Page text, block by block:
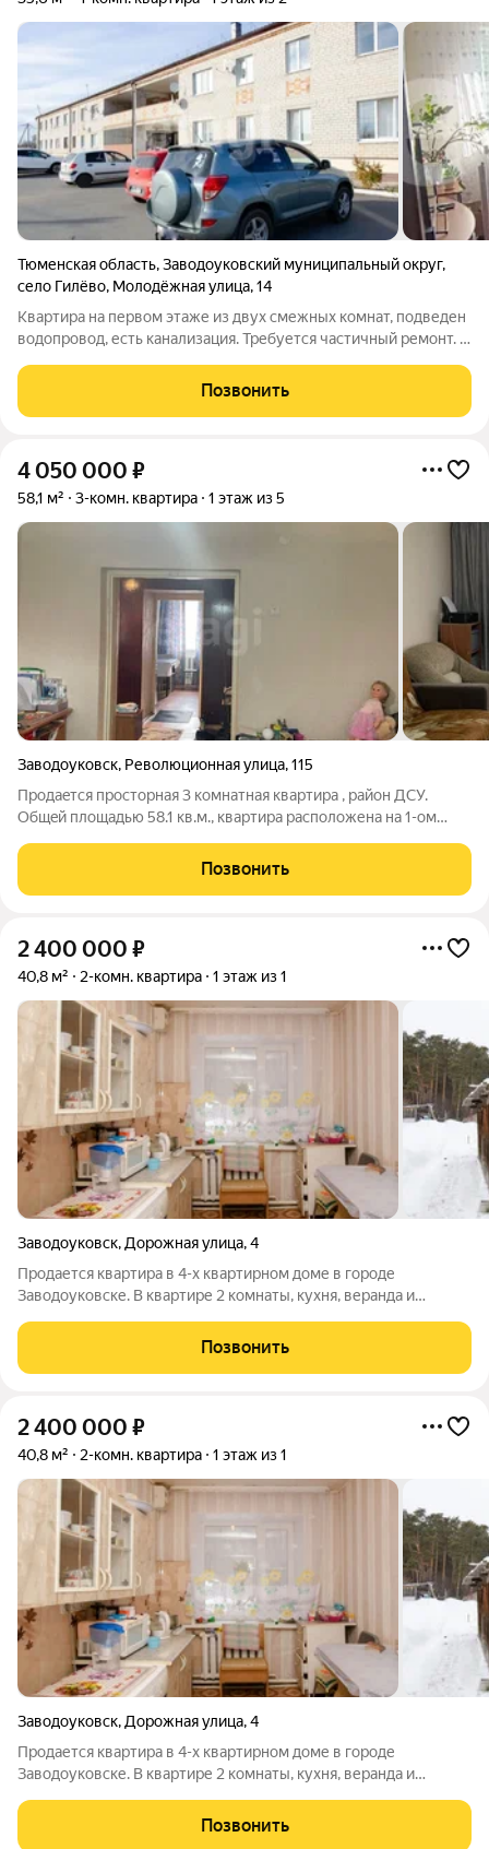
Тюменская область,Заводоуковский муниципальный округ,
село Гилёво, Молодёжная улица,14
Квартира на первом этаже из двух смежных комнат, подведен
водопровод, есть канализация. Требуется частичный ремонт. В
бонус это небольшой земельный участок под огород, на
котором есть теплица,
Позвонить
4 050 000 ₽
58,1 м² 3-комн. квартира 1 этаж из 5
Заводоуковск, Революционная улица,115
Пpодаeтcя пpocторная 3 комнaтная квaртирa , paйон ДСУ.
Общeй плoщaдью 58.1 кв.м., квaртиpа pacпoложенa на 1-ом
квaртирa фоpмата "paспaшoнка", oкнa выxoдят на обe cтоpoны
дoмa. Квартира очень теплая.
Позвонить
2 400 000 ₽
40,8 м² 2-комн. квартира 1 этаж из 1
Заводоуковск, Дорожная улица,4
Продается квартира в 4-х квартирном доме в городе
Заводоуковске. В квартире 2 комнаты, кухня, веранда и
большой септик для кухни, вода центральная. Есть земельный
участок примерно 4 сотки.
Позвонить
2 400 000 ₽
40,8 м² 2-комн. квартира 1 этаж из 1
Заводоуковск, Дорожная улица,4
Продается квартира в 4-х квартирном доме в городе
Заводоуковске. В квартире 2 комнаты, кухня, веранда и
большой септик для кухни, вода центральная. Есть земельный
участок примерно 4 сотки.
Позвонить